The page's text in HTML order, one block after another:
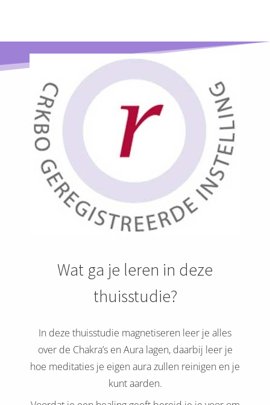
Wat ga je leren in deze
thuisstudie?
In deze thuisstudie magnetiseren leer je alles
over de Chakra’s en Aura lagen, daarbij leer je
hoe meditaties je eigen aura zullen reinigen en je
kunt aarden.